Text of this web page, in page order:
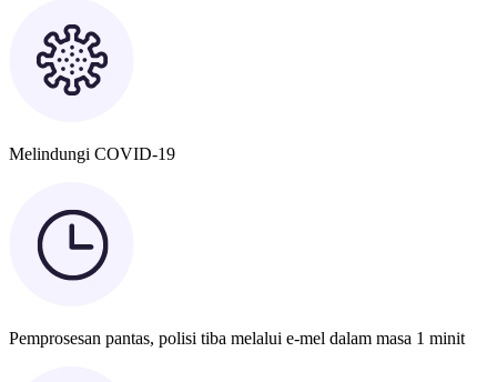
Melindungi COVID-19
Pemprosesan pantas, polisi tiba melalui e-mel dalam masa 1 minit